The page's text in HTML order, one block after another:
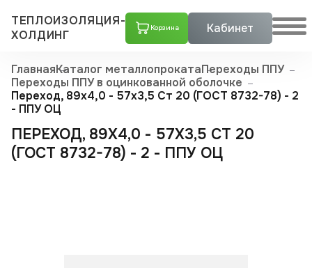
ТЕПЛОИЗОЛЯЦИЯ-
ХОЛДИНГ
Корзина Кабинет
ГлавнаяКаталог металлопрокатаПереходы ППУ
Переходы ППУ в оцинкованной оболочке
Переход, 89х4,0 - 57x3,5 Ст 20 (ГОСТ 8732-78) - 2
- ППУ ОЦ
ПЕРЕХОД, 89Х4,0 - 57X3,5 СТ 20
(ГОСТ 8732-78) - 2 - ППУ ОЦ